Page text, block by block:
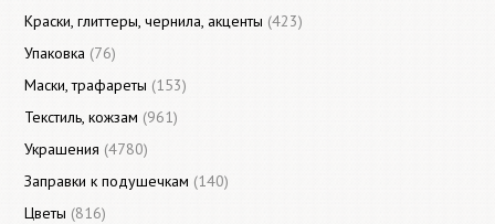
Краски, глиттеры, чернила, акценты (423)
Упаковка (76)
Маски, трафареты (153)
Текстиль, кожзам (961)
Украшения (4780)
Заправки к подушечкам (140)
Цветы (816)